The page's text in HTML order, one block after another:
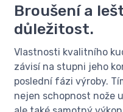
Broušení a
důležitost.
Vlastnosti kvalitního
závisí na stupni jeho
poslední fázi výroby.
nejen schopnost nože